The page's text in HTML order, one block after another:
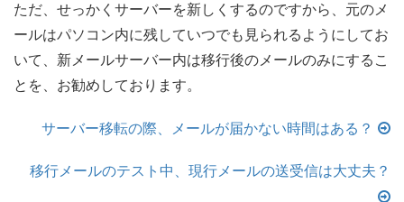
ただ、せっかくサーバーを新しくするのですから、元のメ
ールはパソコン内に残していつでも見られるようにしてお
いて、新メールサーバー内は移行後のメールのみにするこ
とを、お勧めしております。
サーバー移転の際、メールが届かない時間はある？
移行メールのテスト中、現行メールの送受信は大丈夫？